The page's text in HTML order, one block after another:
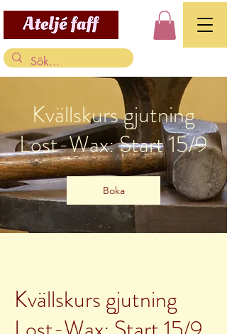
Kvällskurs gjutning
Lost-Wax: Start 15/9
Boka
Kvällskurs gjutning